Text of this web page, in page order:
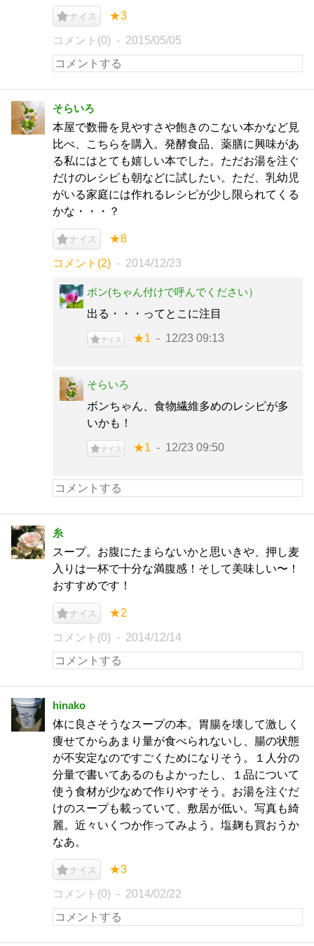
ナイス ★3
コメント(0) 2015/05/05
そらいろ
本屋で数冊を見やすさや飽きのこない本かなど見
比べ、こちらを購入。発酵食品、薬膳に興味があ
る私にはとても嬉しい本でした。ただお湯を注ぐ
だけのレシピも朝などに試したい。ただ、乳幼児
がいる家庭には作れるレシピが少し限られてくる
かな・・・？
ナイス ★8
コメント(2) 2014/12/23
ボン(ちゃん付けで呼んでください）
出る・・・ってとこに注目
ナイス ★1 12/23 09:13
そらいろ
ボンちゃん、食物繊維多めのレシピが多
いかも！
ナイス ★1 12/23 09:50
糸
スープ。お腹にたまらないかと思いきや、押し麦
入りは一杯で十分な満腹感！そして美味しい〜！
おすすめです！
ナイス ★2
コメント(0) 2014/12/14
hinako
体に良さそうなスープの本。胃腸を壊して激しく
痩せてからあまり量が食べられないし、腸の状態
が不安定なのですごくためになりそう。１人分の
分量で書いてあるのもよかったし、１品について
使う食材が少なめで作りやすそう。お湯を注ぐだ
けのスープも載っていて、敷居が低い。写真も綺
麗。近々いくつか作ってみよう。塩麹も買おうか
なあ。
ナイス ★3
コメント(0) 2014/02/22